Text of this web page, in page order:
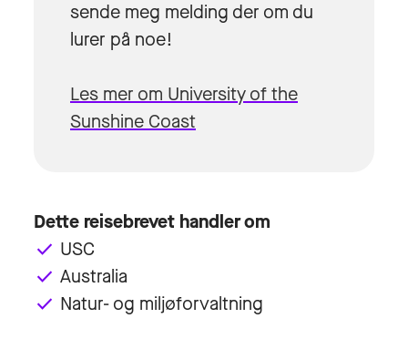
sende meg melding der om du
lurer på noe!
Les mer om University of the
Sunshine Coast
Dette reisebrevet handler om
done USC
done Australia
done Natur- og miljøforvaltning